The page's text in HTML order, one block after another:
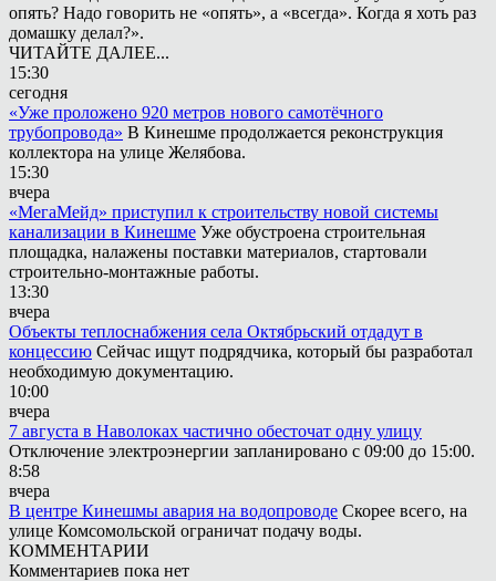
опять? Надо говорить не «опять», а «всегда». Когда я хоть раз
домашку делал?».
ЧИТАЙТЕ ДАЛЕЕ...
15:30
сегодня
«Уже проложено 920 метров нового самотёчного
трубопровода» В Кинешме продолжается реконструкция
коллектора на улице Желябова.
15:30
вчера
«МегаМейд» приступил к строительству новой системы
канализации в Кинешме Уже обустроена строительная
площадка, налажены поставки материалов, стартовали
строительно-монтажные работы.
13:30
вчера
Объекты теплоснабжения села Октябрьский отдадут в
концессию Сейчас ищут подрядчика, который бы разработал
необходимую документацию.
10:00
вчера
7 августа в Наволоках частично обесточат одну улицу
Отключение электроэнергии запланировано с 09:00 до 15:00.
8:58
вчера
В центре Кинешмы авария на водопроводе Скорее всего, на
улице Комсомольской ограничат подачу воды.
КОММЕНТАРИИ
Комментариев пока нет